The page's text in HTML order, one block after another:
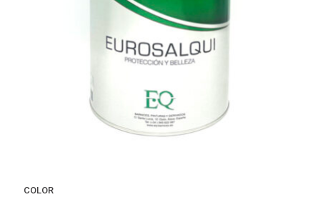
COLOR